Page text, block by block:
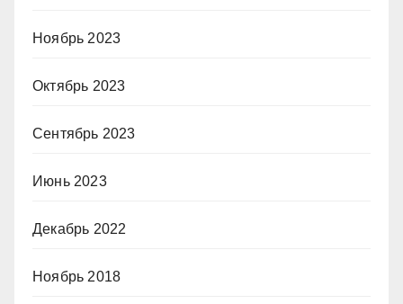
Ноябрь 2023
Октябрь 2023
Сентябрь 2023
Июнь 2023
Декабрь 2022
Ноябрь 2018